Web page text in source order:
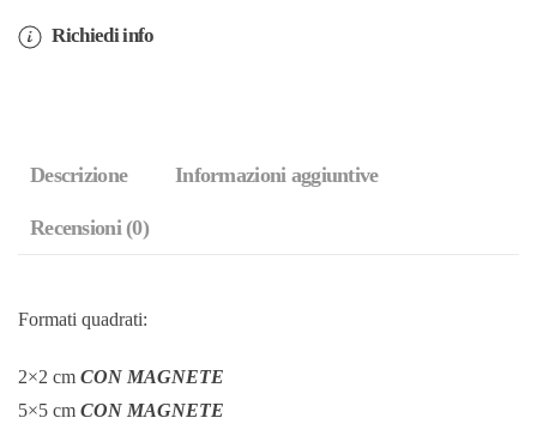
quantitàRichiedi info
Descrizione Informazioni aggiuntive
Recensioni (0)
Formati quadrati:
2×2 cm CON MAGNETE
5×5 cm CON MAGNETE